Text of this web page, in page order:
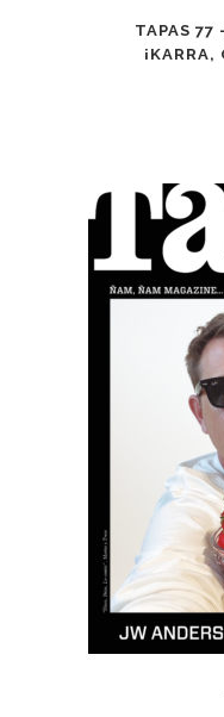
TAPAS 77
¡KARRA,